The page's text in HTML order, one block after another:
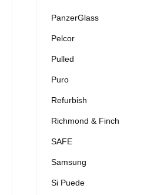
PanzerGlass
Pelcor
Pulled
Puro
Refurbish
Richmond & Finch
SAFE
Samsung
Si Puede